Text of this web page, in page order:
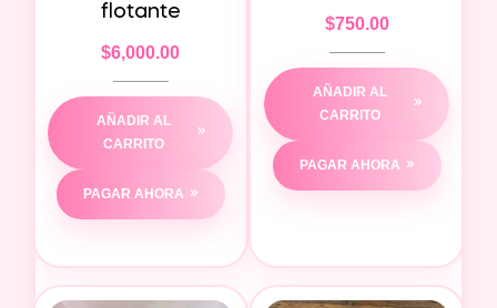
flotante
$6,000.00
AÑADIR AL
CARRITO
PAGAR AHORA
$750.00
AÑADIR AL
CARRITO
PAGAR AHORA